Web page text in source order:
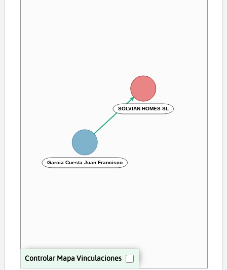
Controlar Mapa Vinculaciones
SOLVIAN HOMES SL
Garcia Cuesta Juan Francisco